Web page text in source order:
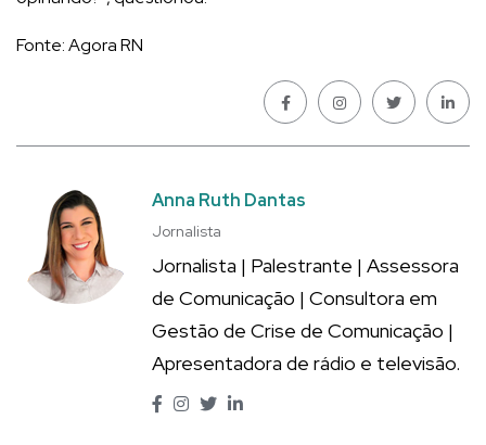
Fonte: Agora RN
Anna Ruth Dantas
Jornalista
Jornalista | Palestrante | Assessora
de Comunicação | Consultora em
Gestão de Crise de Comunicação |
Apresentadora de rádio e televisão.